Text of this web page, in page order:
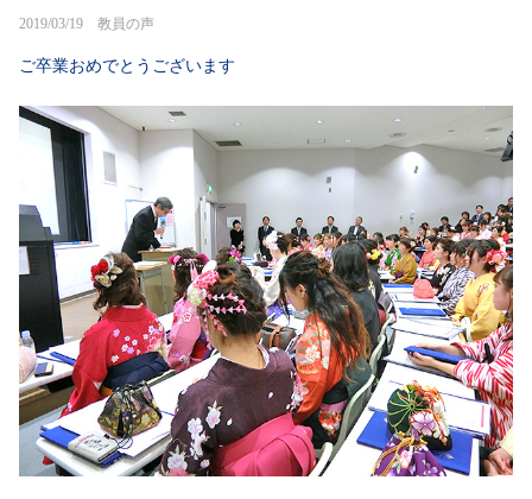
2019/03/19 教員の声
ご卒業おめでとうございます